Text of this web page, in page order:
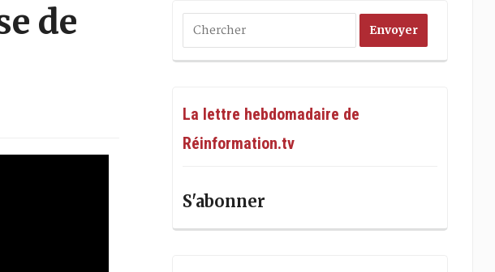
de
La lettre hebdomadaire de
Réinformation.tv
S'abonner